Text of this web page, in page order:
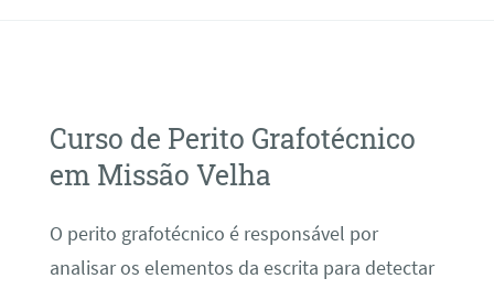
Curso de Perito Grafotécnico
em Missão Velha
O perito grafotécnico é responsável por
analisar os elementos da escrita para detectar